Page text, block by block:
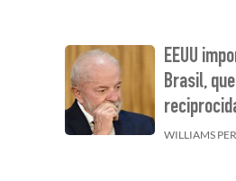
EEUU
Brasil,
WILLIAMS